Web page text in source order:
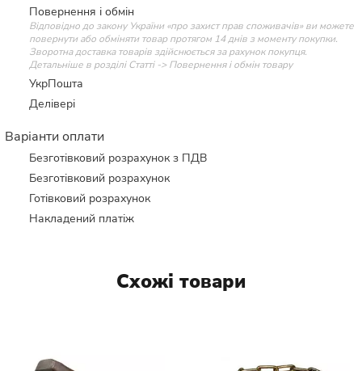
Повернення і обмін
Відповідно до закону України «про захист прав споживачів» ви можете
повернути або обміняти товар протягом 14 днів з моменту покупки.
Зворотна доставка товарів здійснюється за рахунок покупця.
Детальніше в розділі Статті -> Повернення і обмін товару
УкрПошта
Делівері
Варіанти оплати
Безготівковий розрахунок з ПДВ
Безготівковий розрахунок
Готівковий розрахунок
Накладений платіж
Схожі товари